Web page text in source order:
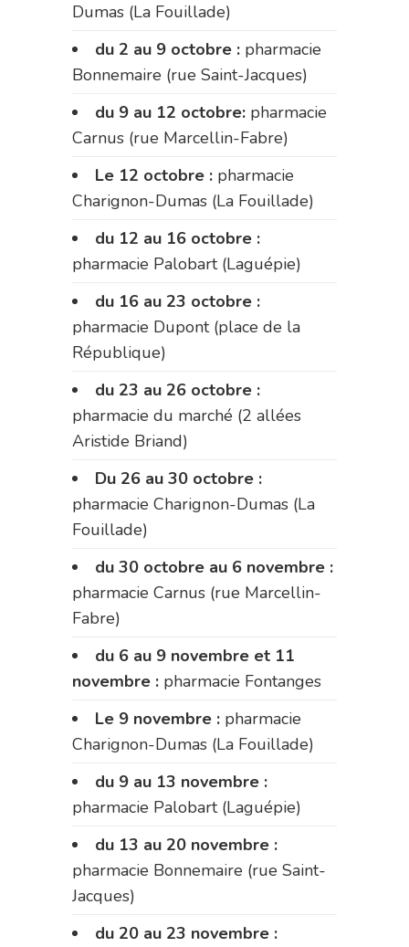
Dumas (La Fouillade)
du 2 au 9 octobre : pharmacie
Bonnemaire (rue Saint-Jacques)
du 9 au 12 octobre: pharmacie
Carnus (rue Marcellin-Fabre)
Le 12 octobre : pharmacie
Charignon-Dumas (La Fouillade)
du 12 au 16 octobre :
pharmacie Palobart (Laguépie)
du 16 au 23 octobre :
pharmacie Dupont (place de la
République)
du 23 au 26 octobre :
pharmacie du marché (2 allées
Aristide Briand)
Du 26 au 30 octobre :
pharmacie Charignon-Dumas (La
Fouillade)
du 30 octobre au 6 novembre :
pharmacie Carnus (rue Marcellin-
Fabre)
du 6 au 9 novembre et 11
novembre : pharmacie Fontanges
Le 9 novembre : pharmacie
Charignon-Dumas (La Fouillade)
du 9 au 13 novembre :
pharmacie Palobart (Laguépie)
du 13 au 20 novembre :
pharmacie Bonnemaire (rue Saint-
Jacques)
du 20 au 23 novembre :